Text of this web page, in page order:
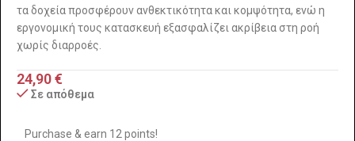
τα δοχεία προσφέρουν ανθεκτικότητα και κομψότητα, ενώ η
εργονομική τους κατασκευή εξασφαλίζει ακρίβεια στη ροή
χωρίς διαρροές.
24,90€
Σε απόθεμα
Purchase & earn 12 points!